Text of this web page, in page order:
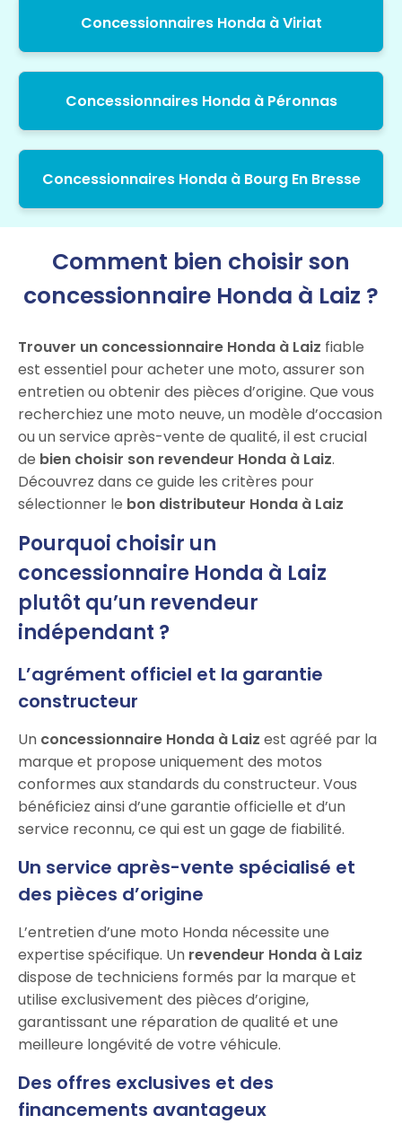
Concessionnaires Honda à Viriat
Concessionnaires Honda à Péronnas
Concessionnaires Honda à Bourg En Bresse
Comment bien choisir son
concessionnaire Honda à Laiz ?
Trouver un concessionnaire Honda à Laiz fiable
est essentiel pour acheter une moto, assurer son
entretien ou obtenir des pièces d’origine. Que vous
recherchiez une moto neuve, un modèle d’occasion
ou un service après-vente de qualité, il est crucial
de bien choisir son revendeur Honda à Laiz.
Découvrez dans ce guide les critères pour
sélectionner le bon distributeur Honda à Laiz
Pourquoi choisir un
concessionnaire Honda à Laiz
plutôt qu’un revendeur
indépendant ?
L’agrément officiel et la garantie
constructeur
Un concessionnaire Honda à Laiz est agréé par la
marque et propose uniquement des motos
conformes aux standards du constructeur. Vous
bénéficiez ainsi d’une garantie officielle et d’un
service reconnu, ce qui est un gage de fiabilité.
Un service après-vente spécialisé et
des pièces d’origine
L’entretien d’une moto Honda nécessite une
expertise spécifique. Un revendeur Honda à Laiz
dispose de techniciens formés par la marque et
utilise exclusivement des pièces d’origine,
garantissant une réparation de qualité et une
meilleure longévité de votre véhicule.
Des offres exclusives et des
financements avantageux